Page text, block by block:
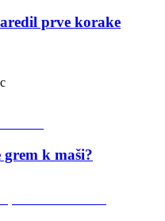
prve korake
grem k maši?